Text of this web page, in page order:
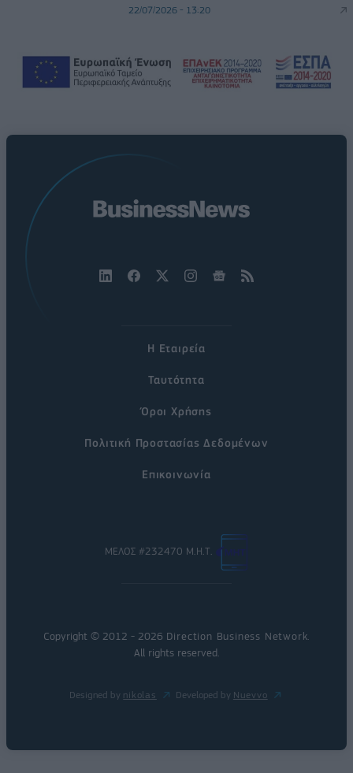
22/07/2026 - 13:20
Η Εταιρεία
Ταυτότητα
Όροι Χρήσης
Πολιτική Προστασίας Δεδομένων
Επικοινωνία
ΜΕΛΟΣ #232470 Μ.Η.Τ.
Copyright © 2012 - 2026 Direction Business Network.
All rights reserved.
Designed by nikolas Developed by Nuevvo